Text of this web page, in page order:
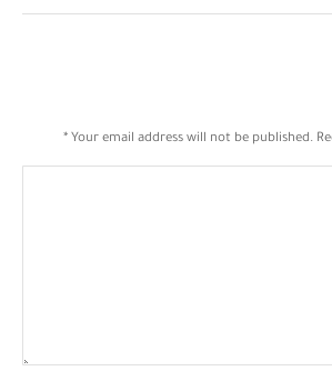
Your email address will not be published.
*